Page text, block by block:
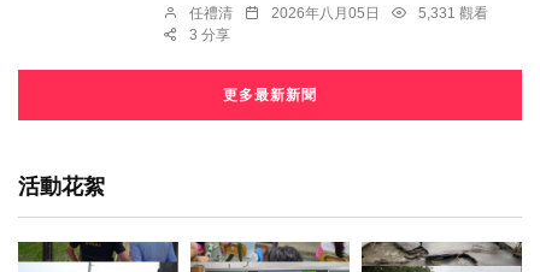
任禮清 2026年八月05日
5,331 觀看
3 分享
更多最新新聞
活動花絮